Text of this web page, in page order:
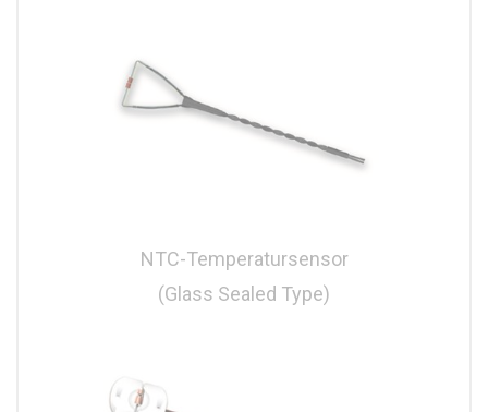
NTC-Temperatursensor
(Glass Sealed Type)